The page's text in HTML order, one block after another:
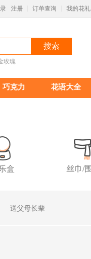
注册 订单查询 我的花礼
搜索
玫瑰
巧克力 花语大全
盒 丝巾/
送父母长辈